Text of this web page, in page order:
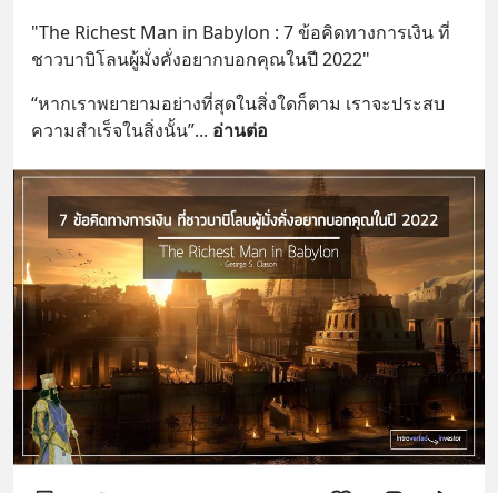
"The Richest Man in Babylon : 7 ข้อคิดทางการเงิน ที่
ชาวบาบิโลนผู้มั่งคั่งอยากบอกคุณในปี 2022"
“หากเราพยายามอย่างที่สุดในสิ่งใดก็ตาม เราจะประสบ
ความสำเร็จในสิ่งนั้น”... อ่านต่อ